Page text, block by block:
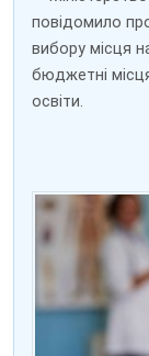
повідомило
вибору місця
бюджетні
освіти.